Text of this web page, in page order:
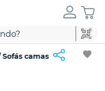
Sofás camas favorite